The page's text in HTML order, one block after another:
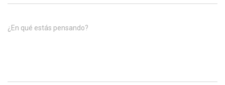
¿En qué estás pensando?